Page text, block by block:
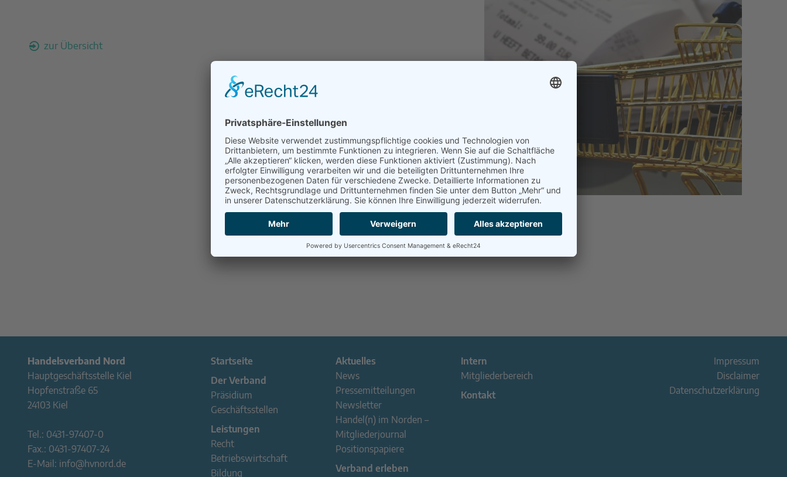
zur Übersicht
Handelsverband Nord
Hauptgeschäftsstelle Kiel
Hopfenstraße 65
24103 Kiel
Tel.: 0431-97407-0
Fax.: 0431-97407-24
E-Mail: info@hvnord.de
Startseite
Der Verband
Präsidium
Geschäftsstellen
Leistungen
Recht
Betriebswirtschaft
Bildung
Aktuelles
News
Pressemitteilungen
Newsletter
Handel(n) im Norden –
Mitgliederjournal
Positionspapiere
Verband erleben
Intern
Mitgliederbereich
Kontakt
Impressum
Disclaimer
Datenschutzerklärung